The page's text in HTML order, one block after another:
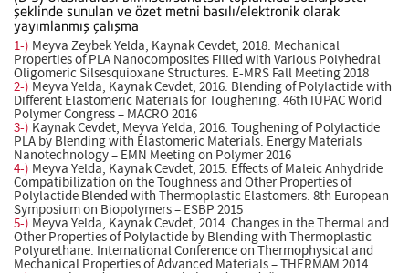
şeklinde sunulan ve özet metni basılı/elektronik olarak
yayımlanmış çalışma
1-) Meyva Zeybek Yelda, Kaynak Cevdet, 2018. Mechanical
Properties of PLA Nanocomposites Filled with Various Polyhedral
Oligomeric Silsesquioxane Structures. E-MRS Fall Meeting 2018
2-) Meyva Yelda, Kaynak Cevdet, 2016. Blending of Polylactide with
Different Elastomeric Materials for Toughening. 46th IUPAC World
Polymer Congress – MACRO 2016
3-) Kaynak Cevdet, Meyva Yelda, 2016. Toughening of Polylactide
PLA by Blending with Elastomeric Materials. Energy Materials
Nanotechnology – EMN Meeting on Polymer 2016
4-) Meyva Yelda, Kaynak Cevdet, 2015. Effects of Maleic Anhydride
Compatibilization on the Toughness and Other Properties of
Polylactide Blended with Thermoplastic Elastomers. 8th European
Symposium on Biopolymers – ESBP 2015
5-) Meyva Yelda, Kaynak Cevdet, 2014. Changes in the Thermal and
Other Properties of Polylactide by Blending with Thermoplastic
Polyurethane. International Conference on Thermophysical and
Mechanical Properties of Advanced Materials – THERMAM 2014